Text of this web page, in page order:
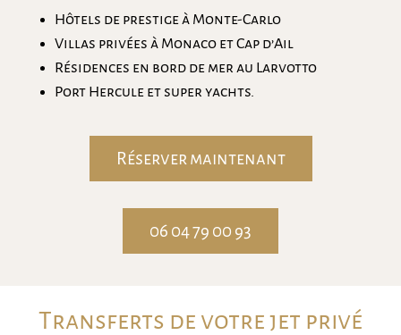
Hôtels de prestige à Monte-Carlo
Villas privées à Monaco et Cap d’Ail
Résidences en bord de mer au Larvotto
Port Hercule et super yachts.
Réserver maintenant
06 04 79 00 93
Transferts de votre jet privé